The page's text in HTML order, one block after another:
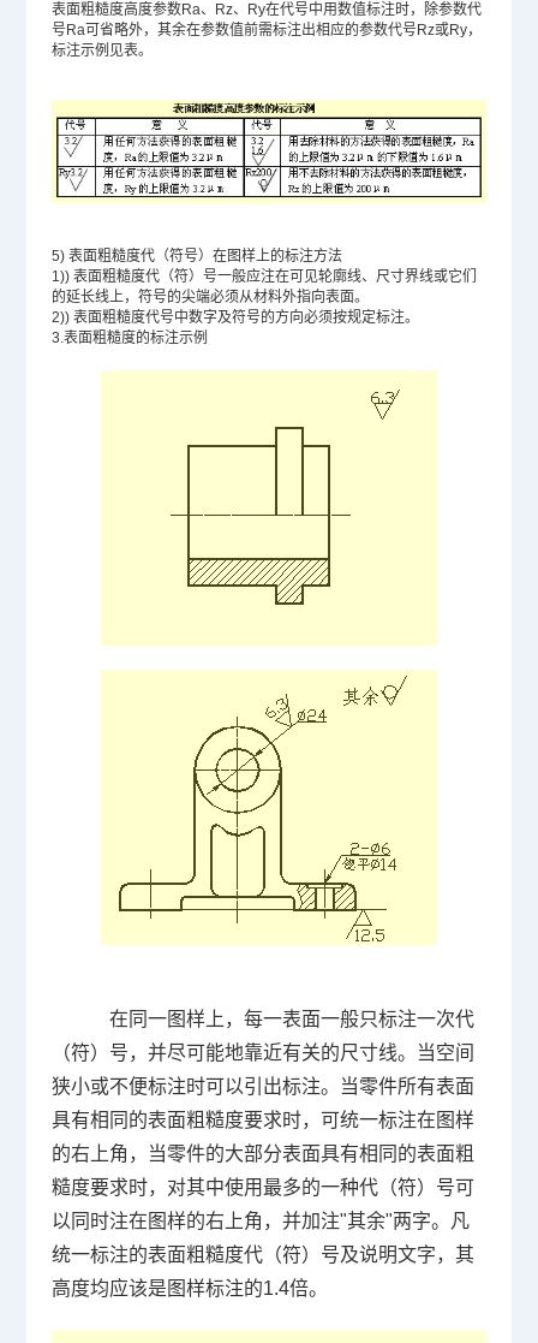
表面粗糙度高度参数Ra、 Rz、 Ry在代号中用数值标注时，除参数代
号Ra可省略外，其余在参数值前需标注出相应的参数代号Rz或Ry，
标注示例见表。
5) 表面粗糙度代（符号）在图样上的标注方法
1)) 表面粗糙度代（符）号一般应注在可见轮廓线、尺寸界线或它们
的延长线上，符号的尖端必须从材料外指向表面。
2)) 表面粗糙度代号中数字及符号的方向必须按规定标注。
3.表面粗糙度的标注示例
在同一图样上，每一表面一般只标注一次代
（符）号，并尽可能地靠近有关的尺寸线。当空间
狭小或不便标注时可以引出标注。当零件所有表面
具有相同的表面粗糙度要求时，可统一标注在图样
的右上角，当零件的大部分表面具有相同的表面粗
糙度要求时，对其中使用最多的一种代（符）号可
以同时注在图样的右上角，并加注"其余"两字。凡
统一标注的表面粗糙度代（符）号及说明文字，其
高度均应该是图样标注的1.4倍。